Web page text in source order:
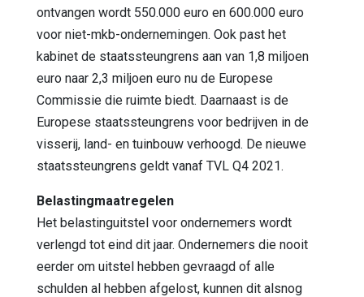
ontvangen wordt 550.000 euro en 600.000 euro
voor niet-mkb-ondernemingen. Ook past het
kabinet de staatssteungrens aan van 1,8 miljoen
euro naar 2,3 miljoen euro nu de Europese
Commissie die ruimte biedt. Daarnaast is de
Europese staatssteungrens voor bedrijven in de
visserij, land- en tuinbouw verhoogd. De nieuwe
staatssteungrens geldt vanaf TVL Q4 2021.
Belastingmaatregelen
Het belastinguitstel voor ondernemers wordt
verlengd tot eind dit jaar. Ondernemers die nooit
eerder om uitstel hebben gevraagd of alle
schulden al hebben afgelost, kunnen dit alsnog